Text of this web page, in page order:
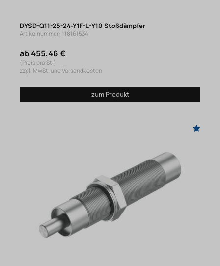
DYSD-Q11-25-24-Y1F-L-Y10 Stoßdämpfer
Artikelnummer: 118161534
ab 455,46 €
(Preis pro St.)
zzgl. MwSt. und Versandkosten
zum Produkt